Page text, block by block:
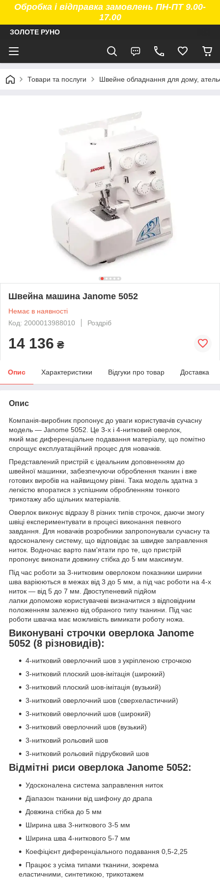
Обробка і відправка замовлень ПН-ПТ 9.00-
17.00
ЗОЛОТЕ РУНО
Товари та послуги Швейне обладнання для дому,
Швейна машина Janome 5052
Немає в наявності
Код: 2000013988010
Роздріб
14 136 ₴
Опис Характеристики Відгуки про товар Доставка
Опис
Компанія-виробник пропонує до уваги користувачів сучасну
модель — Janome 5052. Це 3-х і 4-нитковий оверлок,
який має диференціальне подавання матеріалу, що помітно
спрощує експлуатаційний процес для новачків.
Представлений пристрій є ідеальним доповненням до
швейної машинки, забезпечуючи оброблення тканин і вже
готових виробів на найвищому рівні. Така модель здатна з
легкістю впоратися з успішним обробленням тонкого
трикотажу або щільних матеріалів.
Оверлок виконує відразу 8 різних типів строчок, даючи змогу
швіці експериментувати в процесі виконання певного
завдання. Для новачків розробники запропонували сучасну та
вдосконалену систему, що відповідає за швидке заправлення
ниток. Водночас варто пам'ятати про те, що пристрій
пропонує виконати довжину стібка до 5 мм максимум.
Під час роботи за 3-нитковим оверлоком показники ширини
шва варіюються в межах від 3 до 5 мм, а під час роботи на 4-х
ниток — від 5 до 7 мм. Двоступеневий підйом
лапки допоможе користувачеві визначитися з відповідним
положенням залежно від обраного типу тканини. Під час
роботи швачка має можливість вимикати роботу ножа.
Виконувані строчки оверлока Janome
5052 (8 різновидів):
4-нитковий оверлочний шов з укріпленою строчкою
3-нитковий плоский шов-імітація (широкий)
3-нитковий плоский шов-імітація (вузький)
3-нитковий оверлочний шов (сверхеластичний)
3-нитковий оверлочний шов (широкий)
3-нитковий оверлочний шов (вузький)
3-нитковий рольовий шов
3-нитковий рольовий підрубковий шов
Відмітні риси оверлока Janome 5052:
Удосконалена система заправлення ниток
Діапазон тканини від шифону до драпа
Довжина стібка до 5 мм
Ширина шва 3-ниткового 3-5 мм
Ширина шва 4-ниткового 5-7 мм
Коефіцієнт диференціального подавання 0,5-2,25
Працює з усіма типами тканини, зокрема
еластичними, синтетикою, трикотажем